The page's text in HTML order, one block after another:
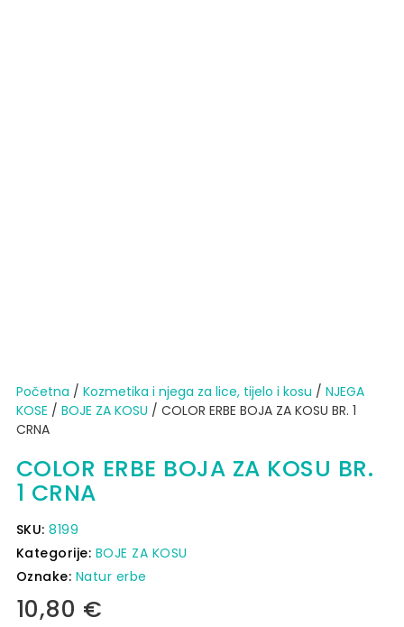
Početna / Kozmetika i njega za lice, tijelo i kosu / NJEGA
KOSE / BOJE ZA KOSU / COLOR ERBE BOJA ZA KOSU BR. 1
CRNA
COLOR ERBE BOJA ZA KOSU BR.
1 CRNA
SKU:8199
Kategorije: BOJE ZA KOSU
Oznake: Natur erbe
10,80 €